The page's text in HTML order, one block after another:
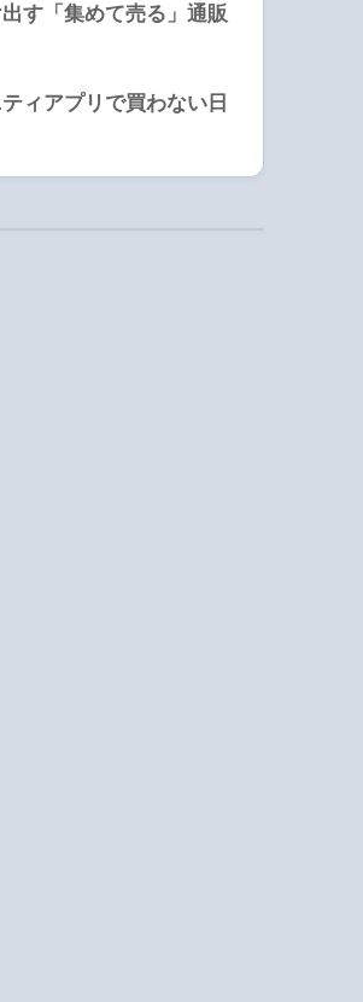
す「集めて売る」通販
ィアプリで買わない日